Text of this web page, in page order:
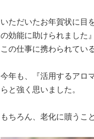
いただいたお年賀状に目
の効能に助けられました
この仕事に携わられてい
今年も、『活用するアロ
らと強く思いました。
もちろん、老化に贖うこ